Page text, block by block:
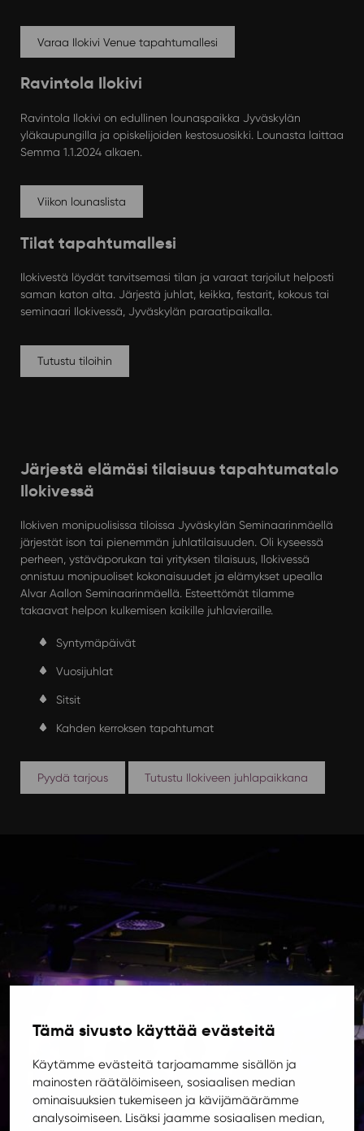
Tämä sivusto käyttää evästeitä
Käytämme evästeitä tarjoamamme sisällön ja
mainosten räätälöimiseen, sosiaalisen median
ominaisuuksien tukemiseen ja kävijämäärämme
analysoimiseen. Lisäksi jaamme sosiaalisen median,
Varaa Ilokivi Venue tapahtumallesi
Ravintola Ilokivi
Ravintola Ilokivi on edullinen lounaspaikka Jyväskylän
yläkaupungilla ja opiskelijoiden kestosuosikki. Lounasta laittaa
Semma 1.1.2024 alkaen.
Viikon lounaslista
Tilat tapahtumallesi
Ilokivestä löydät tarvitsemasi tilan ja varaat tarjoilut helposti
saman katon alta. Järjestä juhlat, keikka, festarit, kokous tai
seminaari Ilokivessä, Jyväskylän paraatipaikalla.
Tutustu tiloihin
Järjestä elämäsi tilaisuus tapahtumatalo
Ilokivessä
Ilokiven monipuolisissa tiloissa Jyväskylän Seminaarinmäellä
järjestät ison tai pienemmän juhlatilaisuuden. Oli kyseessä
perheen, ystäväporukan tai yrityksen tilaisuus, Ilokivessä
onnistuu monipuoliset kokonaisuudet ja elämykset upealla
Alvar Aallon Seminaarinmäellä. Esteettömät tilamme
takaavat helpon kulkemisen kaikille juhlavieraille.
Syntymäpäivät
Vuosijuhlat
Sitsit
Kahden kerroksen tapahtumat
Pyydä tarjous Tutustu Ilokiveen juhlapaikkana